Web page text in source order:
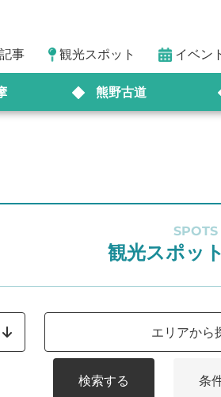
事 観光スポット イベン
熊野古道
SPOTS
観光スポッ
エリアから
検索する 条